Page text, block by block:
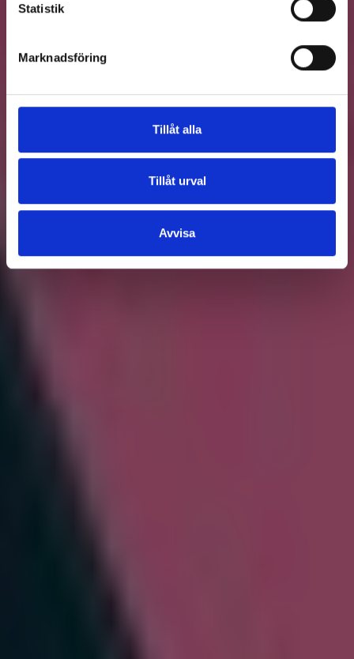
Statistik
Marknadsföring
Tillåt alla
Tillåt urval
Avvisa